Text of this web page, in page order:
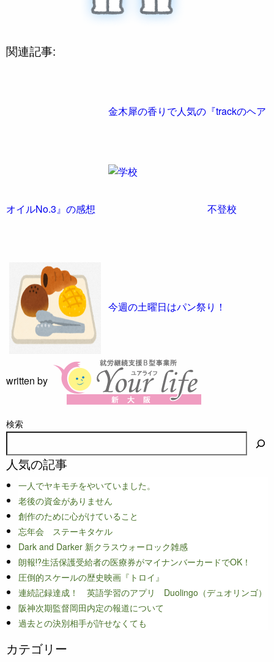
関連記事:
金木犀の香りで人気の『trackのヘア
オイルNo.3』の感想 不登校
今週の土曜日はパン祭り！
written by
検索
人気の記事
一人でヤキモチをやいていました。
老後の資金がありません
創作のために心がけていること
忘年会 ステーキタケル
Dark and Darker 新クラスウォーロック雑感
朗報⁉生活保護受給者の医療券がマイナンバーカードでOK！
圧倒的スケールの歴史映画『トロイ』
連続記録達成！ 英語学習のアプリ Duolingo（デュオリンゴ）
阪神次期監督岡田内定の報道について
過去との決別相手が許せなくても
カテゴリー